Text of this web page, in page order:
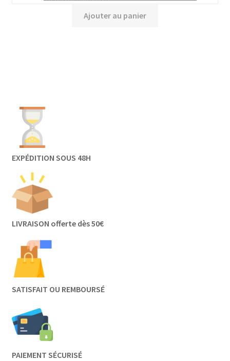
Ajouter au panier
EXPÉDITION SOUS 48H
LIVRAISON offerte dès 50€
SATISFAIT OU REMBOURSÉ
PAIEMENT SÉCURISÉ